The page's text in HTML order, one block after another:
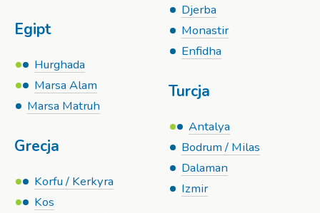
Egipt
Hurghada
Marsa Alam
Marsa Matruh
Grecja
Korfu / Kerkyra
Kos
Djerba
Monastir
Enfidha
Turcja
Antalya
Bodrum / Milas
Dalaman
Izmir